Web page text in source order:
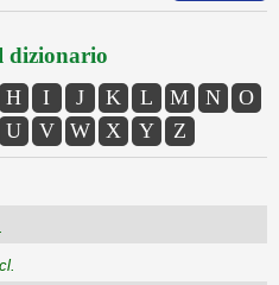
dizionario
H I J K L M N
O
U V W X Y Z